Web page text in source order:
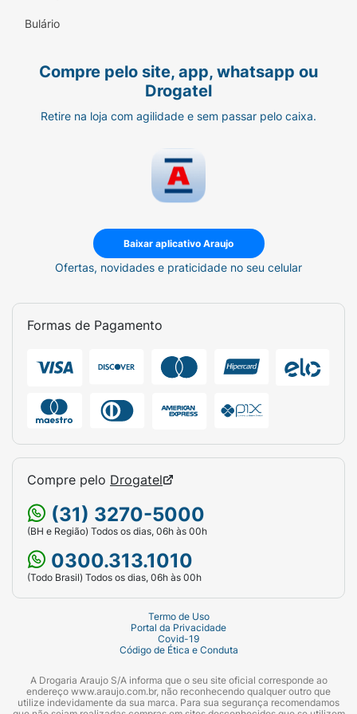
Bulário
Compre pelo site, app, whatsapp ou
Drogatel
Retire na loja com agilidade e sem passar pelo caixa.
Baixar aplicativo Araujo
Ofertas, novidades e praticidade no seu celular
Formas de Pagamento
Compre pelo Drogatel
(31) 3270-5000
(BH e Região) Todos os dias, 06h às 00h
0300.313.1010
(Todo Brasil) Todos os dias, 06h às 00h
Termo de Uso
Portal da Privacidade
Covid-19
Código de Ética e Conduta
A Drogaria Araujo S/A informa que o seu site oficial corresponde ao
endereço www.araujo.com.br, não reconhecendo qualquer outro que
utilize indevidamente da sua marca. Para sua segurança recomendamos